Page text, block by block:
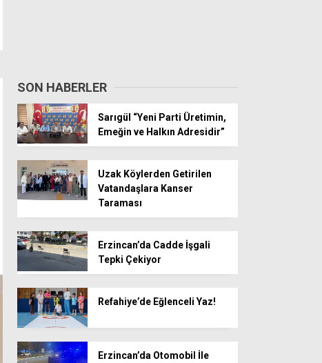
SON HABERLER
Sarıgül “Yeni Parti Üretimin,
Emeğin ve Halkın Adresidir”
Uzak Köylerden Getirilen
Vatandaşlara Kanser
Taraması
Erzincan’da Cadde İşgali
Tepki Çekiyor
Refahiye’de Eğlenceli Yaz!
Erzincan’da Otomobil İle